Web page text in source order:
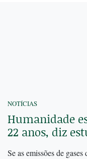
NOTÍCIAS
Humanidade
22 anos, diz
Se as emissões de